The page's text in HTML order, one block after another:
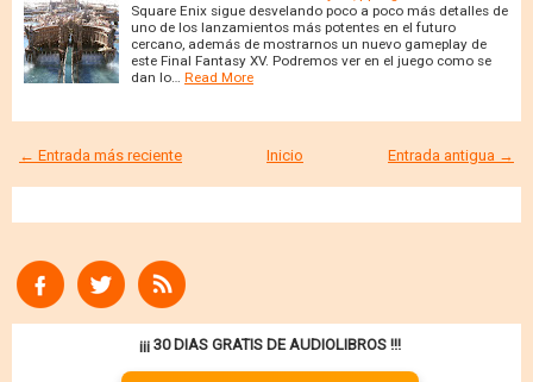
Square Enix sigue desvelando poco a poco más detalles de
uno de los lanzamientos más potentes en el futuro
cercano, además de mostrarnos un nuevo gameplay de
este Final Fantasy XV. Podremos ver en el juego como se
dan lo… Read More
← Entrada más reciente Entrada antigua →
Inicio
¡¡¡ 30 DIAS GRATIS DE AUDIOLIBROS !!!